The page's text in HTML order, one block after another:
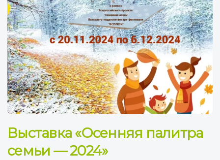
Выставка «Осенняя палитра
семьи — 2024»